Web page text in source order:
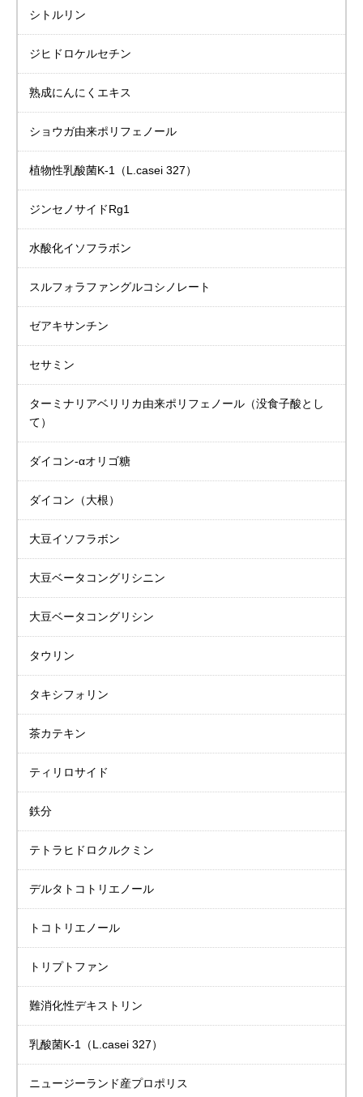
シトルリン
ジヒドロケルセチン
熟成にんにくエキス
ショウガ由来ポリフェノール
植物性乳酸菌K-1 （L.casei 327）
ジンセノサイドRg1
水酸化イソフラボン
スルフォラファングルコシノレート
ゼアキサンチン
セサミン
ターミナリアベリリカ由来ポリフェノール （没食子酸とし
て）
ダイコン-αオリゴ糖
ダイコン（大根）
大豆イソフラボン
大豆ベータコングリシニン
大豆ベータコングリシン
タウリン
タキシフォリン
茶カテキン
ティリロサイド
鉄分
テトラヒドロクルクミン
デルタトコトリエノール
トコトリエノール
トリプトファン
難消化性デキストリン
乳酸菌K-1 （L.casei 327）
ニュージーランド産プロポリス